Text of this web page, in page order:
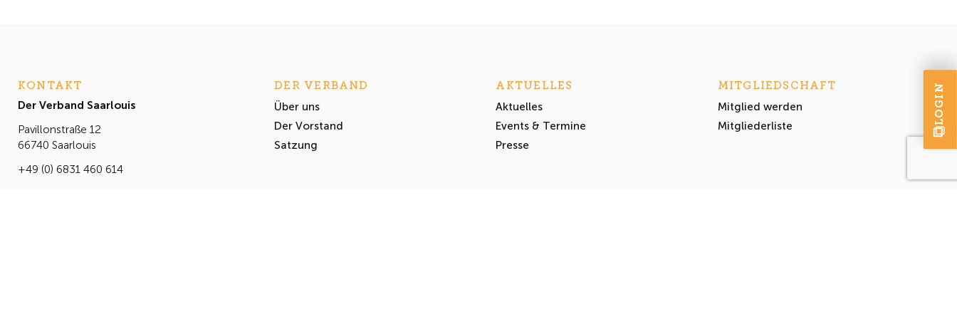
KONTAKT
Der Verband Saarlouis
Pavillonstraße 12
66740 Saarlouis
+49 (0) 6831 460 614
DER VERBAND
Über uns
Der Vorstand
Satzung
AKTUELLES
Aktuelles
Events & Termine
Presse
MITGLIEDSCHAFT
Mitglied werden
Mitgliederliste
LOGIN